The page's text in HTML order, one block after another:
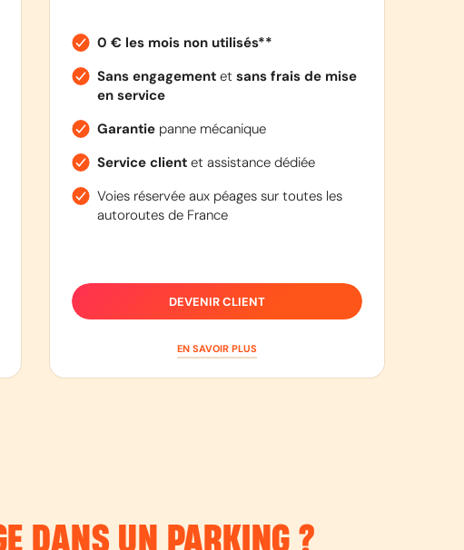
0 € les mois non utilisés**
Sans engagementet sans frais de mise
en service
Garantiepanne mécanique
Service clientet assistance dédiée
Voies réservée aux péages sur toutes les
autoroutes de France
DEVENIR CLIENT
EN SAVOIR PLUS
DANS UN PARKING ?